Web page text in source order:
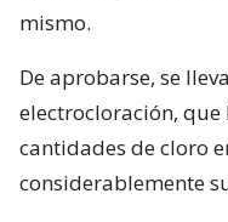
mismo.
De aprobarse, se
electrocloración,
cantidades de cloro
considerablemente